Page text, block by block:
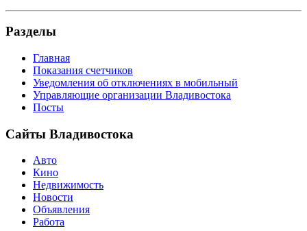
Разделы
Главная
Показания счетчиков
Уведомления об отключениях в мобильный
Управляющие организации Владивостока
Посты
Сайты Владивостока
Авто
Кино
Недвижимость
Новости
Объявления
Работа